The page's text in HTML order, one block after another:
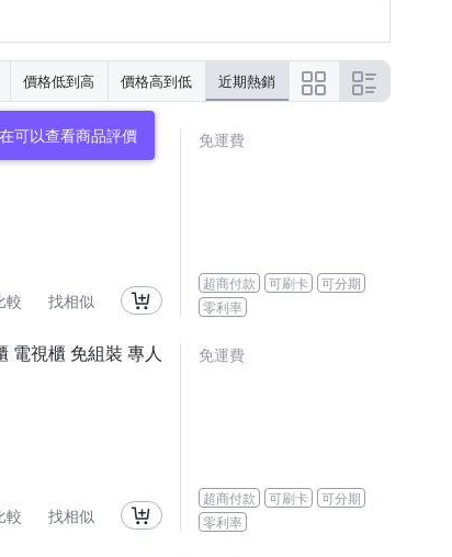
價格低到高 價格高到低 近期熱銷
可以查看商品評價
較 找相似
免運費
超商付款 可刷卡
可分期
零利率
電視櫃 免組裝 專人
較 找相似
免運費
超商付款 可刷卡
可分期
零利率